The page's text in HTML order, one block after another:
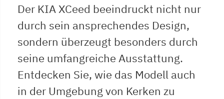
Der KIA XCeed beeindruckt nicht nur
durch sein ansprechendes Design,
sondern überzeugt besonders durch
seine umfangreiche Ausstattung.
Entdecken Sie, wie das Modell auch
in der Umgebung von Kerken zu